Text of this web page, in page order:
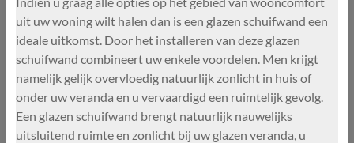
uit uw woning wilt halen dan is een glazen schuifwand een
ideale uitkomst. Door het installeren van deze glazen
schuifwand combineert uw enkele voordelen. Men krijgt
namelijk gelijk overvloedig natuurlijk zonlicht in huis of
onder uw veranda en u vervaardigd een ruimtelijk gevolg.
Een glazen schuifwand brengt natuurlijk nauwelijks
uitsluitend ruimte en zonlicht bij uw glazen veranda, u